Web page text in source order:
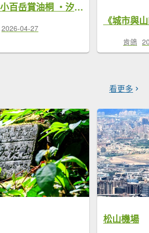
2026 D0426｜ 小百岳賞油桐 ・汐止大尖山步道 & 偽出國「古希臘神殿感」汐止聖德宮
2026-04-27
肯鴿
看更多
松山機場